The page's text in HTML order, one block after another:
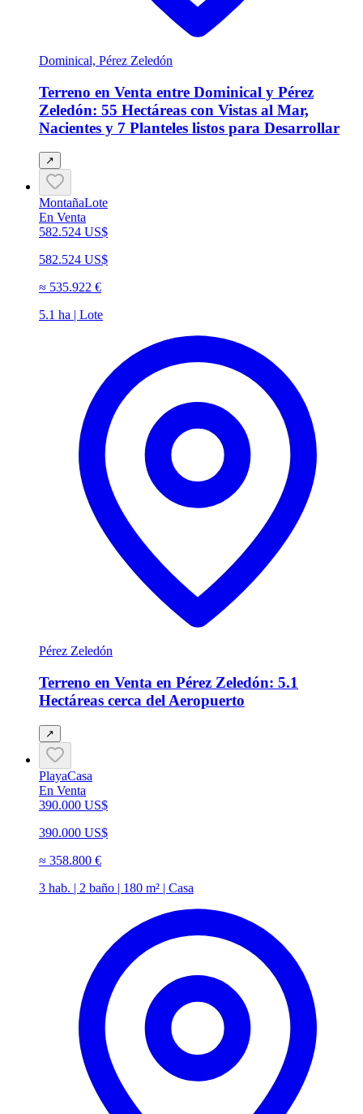
Dominical, Pérez Zeledón
Terreno en Venta entre Dominical y Pérez
Zeledón: 55 Hectáreas con Vistas al Mar,
Nacientes y 7 Planteles listos para Desarrollar
↗
MontañaLote
En Venta
582.524 US$
582.524 US$
≈ 535.922 €
5.1 ha | Lote
Pérez Zeledón
Terreno en Venta en Pérez Zeledón: 5.1
Hectáreas cerca del Aeropuerto
↗
PlayaCasa
En Venta
390.000 US$
390.000 US$
≈ 358.800 €
3 hab. | 2 baño | 180 m² | Casa